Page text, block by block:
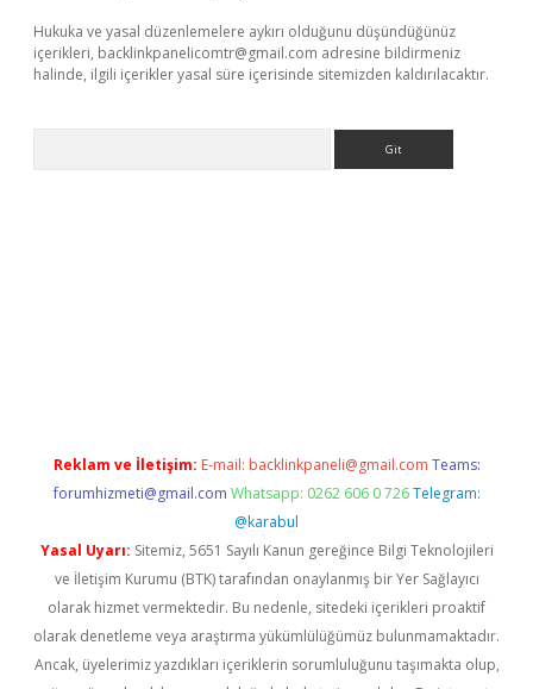
Hukuka ve yasal düzenlemelere aykırı olduğunu düşündüğünüz
içerikleri, backlinkpanelicomtr@gmail.com adresine bildirmeniz
halinde, ilgili içerikler yasal süre içerisinde sitemizden kaldırılacaktır.
Reklam ve İletişim: E-mail: backlinkpaneli@gmail.com Teams:
forumhizmeti@gmail.com Whatsapp: 0262 606 0 726 Telegram:
@karabul
Yasal Uyarı: Sitemiz, 5651 Sayılı Kanun gereğince Bilgi Teknolojileri
ve İletişim Kurumu (BTK) tarafından onaylanmış bir Yer Sağlayıcı
olarak hizmet vermektedir. Bu nedenle, sitedeki içerikleri proaktif
olarak denetleme veya araştırma yükümlülüğümüz bulunmamaktadır.
Ancak, üyelerimiz yazdıkları içeriklerin sorumluluğunu taşımakta olup,